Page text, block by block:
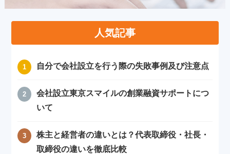
人気記事
自分で会社設立を行う際の失敗事例及び注意点
会社設立東京スマイルの創業融資サポートにつ
いて
株主と経営者の違いとは？代表取締役・社長・
取締役の違いを徹底比較